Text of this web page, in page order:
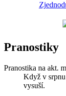
Pranostiky
Pranostika na akt.
Když v srpnu
vysuší.